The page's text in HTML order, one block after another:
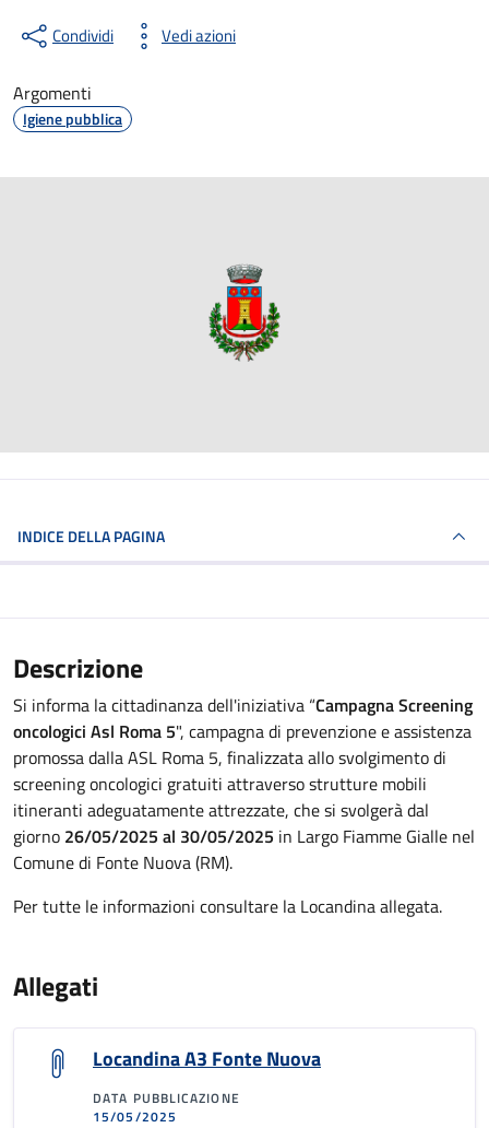
Condividi Vedi azioni
Argomenti
Igiene pubblica
INDICE DELLA PAGINA
Descrizione
Si informa la cittadinanza dell'iniziativa “Campagna Screening
oncologici Asl Roma 5", campagna di prevenzione e assistenza
promossa dalla ASL Roma 5, finalizzata allo svolgimento di
screening oncologici gratuiti attraverso strutture mobili
itineranti adeguatamente attrezzate, che si svolgerà dal
giorno 26/05/2025 al 30/05/2025 in Largo Fiamme Gialle nel
Comune di Fonte Nuova (RM).
Per tutte le informazioni consultare la Locandina allegata.
Allegati
Locandina A3 Fonte Nuova
DATA PUBBLICAZIONE
15/05/2025